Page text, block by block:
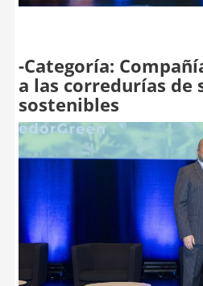
-Categoría:
a las corredurías de
sostenibles